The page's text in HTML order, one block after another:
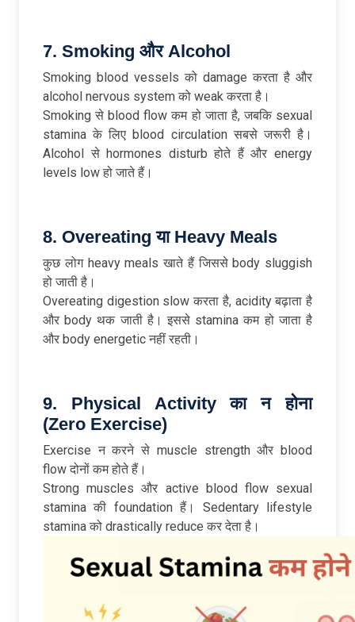
7. Smoking और Alcohol
Smoking blood vessels को damage करता है और
alcohol nervous system को weak करता है।
Smoking से blood flow कम हो जाता है, जबकि sexual
stamina के लिए blood circulation सबसे जरूरी है।
Alcohol से hormones disturb होते हैं और energy
levels low हो जाते हैं।
8. Overeatingया Heavy Meals
कुछ लोग heavy meals खाते हैं जिससे body sluggish
हो जाती है।
Overeating digestion slow करता है, acidity बढ़ाता है
और body थक जाती है। इससे stamina कम हो जाता है
और body energetic नहीं रहती।
9. Physical Activityकानहोना
(Zero Exercise)
Exercise न करने से muscle strength और blood
flow दोनों कम होते हैं।
Strong muscles और active blood flow sexual
stamina की foundation हैं। Sedentary lifestyle
stamina को drastically reduce कर देता है।